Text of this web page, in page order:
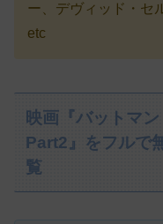
ー、デヴィッド・セ
etc
映画『バットマ
Part2』をフルで
覧